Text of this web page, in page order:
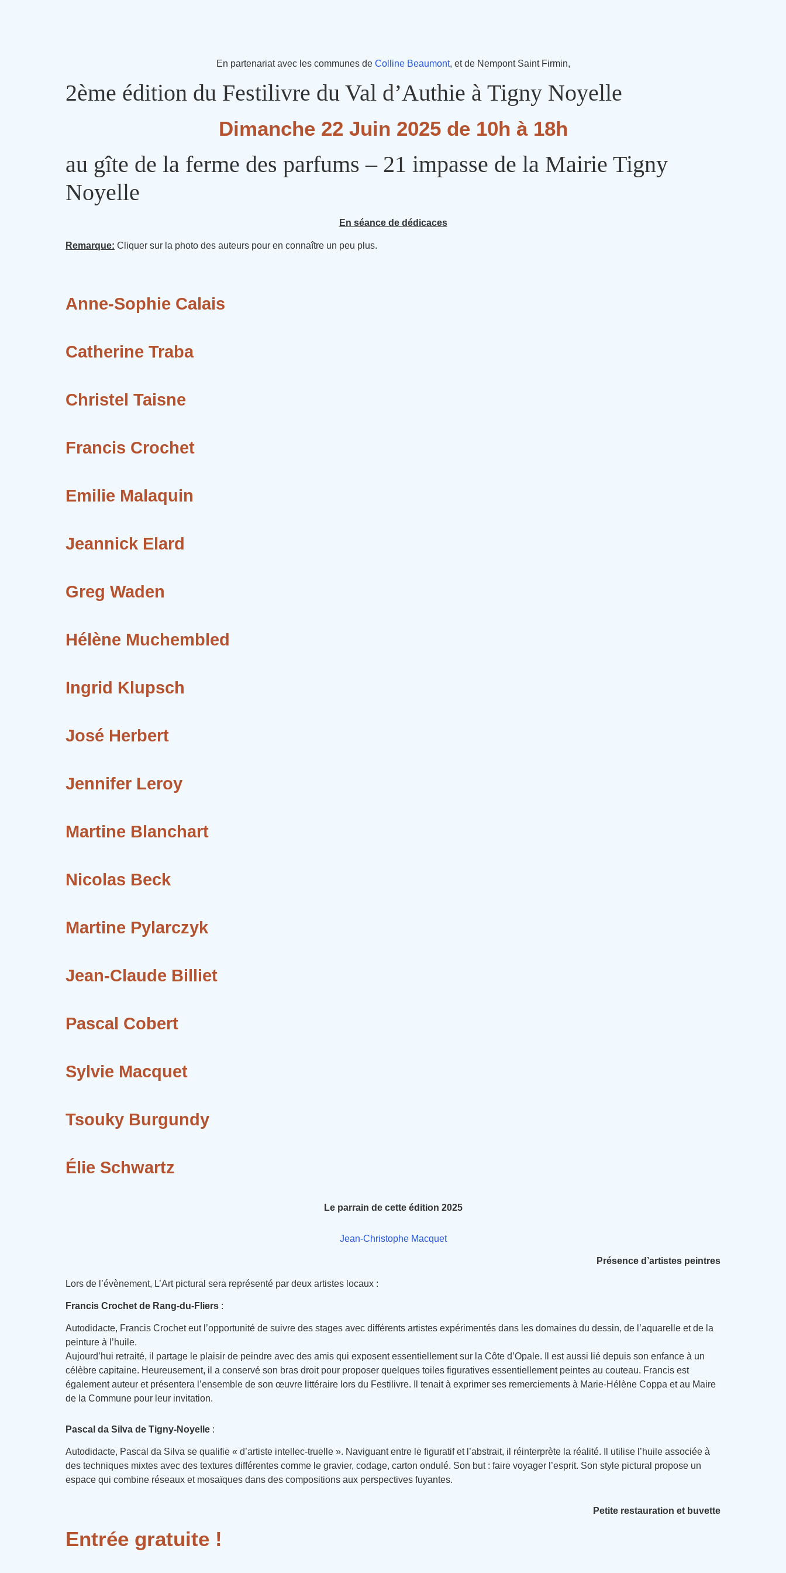
En partenariat avec les communes de Colline Beaumont, et de Nempont Saint Firmin,
2ème édition du Festilivre du Val d’Authie à Tigny Noyelle
Dimanche 22 Juin 2025 de 10h à 18h
au gîte de la ferme des parfums – 21 impasse de la Mairie Tigny
Noyelle
En séance de dédicaces
Remarque: Cliquer sur la photo des auteurs pour en connaître un peu plus.
Anne-Sophie Calais
Catherine Traba
Christel Taisne
Francis Crochet
Emilie Malaquin
Jeannick Elard
Greg Waden
Hélène Muchembled
Ingrid Klupsch
José Herbert
Jennifer Leroy
Martine Blanchart
Nicolas Beck
Martine Pylarczyk
Jean-Claude Billiet
Pascal Cobert
Sylvie Macquet
Tsouky Burgundy
Élie Schwartz
Le parrain de cette édition 2025
Jean-Christophe Macquet
Présence d’artistes peintres
Lors de l’évènement, L’Art pictural sera représenté par deux artistes locaux :
Francis Crochet de Rang-du-Fliers :
Autodidacte, Francis Crochet eut l’opportunité de suivre des stages avec différents artistes expérimentés dans les domaines du dessin, de l’aquarelle et de la
peinture à l’huile.
Aujourd’hui retraité, il partage le plaisir de peindre avec des amis qui exposent essentiellement sur la Côte d’Opale. Il est aussi lié depuis son enfance à un
célèbre capitaine. Heureusement, il a conservé son bras droit pour proposer quelques toiles figuratives essentiellement peintes au couteau. Francis est
également auteur et présentera l’ensemble de son œuvre littéraire lors du Festilivre. Il tenait à exprimer ses remerciements à Marie-Hélène Coppa et au Maire
de la Commune pour leur invitation.
Pascal da Silva de Tigny-Noyelle :
Autodidacte, Pascal da Silva se qualifie « d’artiste intellec-truelle ». Naviguant entre le figuratif et l’abstrait, il réinterprète la réalité. Il utilise l’huile associée à
des techniques mixtes avec des textures différentes comme le gravier, codage, carton ondulé. Son but : faire voyager l’esprit. Son style pictural propose un
espace qui combine réseaux et mosaïques dans des compositions aux perspectives fuyantes.
Petite restauration et buvette
Entrée gratuite !